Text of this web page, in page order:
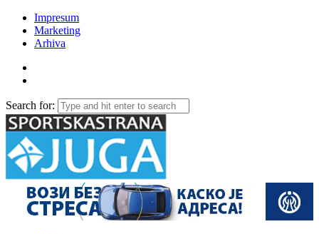
Impresum
Marketing
Arhiva
Search for: